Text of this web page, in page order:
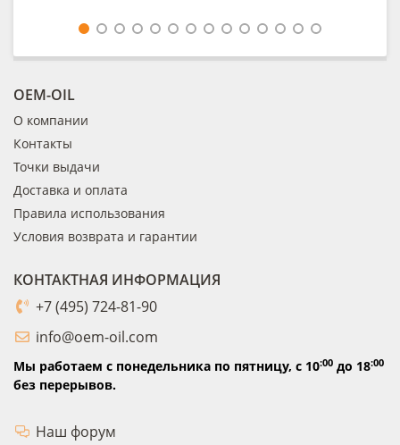
OEM-OIL
О компании
Контакты
Точки выдачи
Доставка и оплата
Правила использования
Условия возврата и гарантии
КОНТАКТНАЯ ИНФОРМАЦИЯ
+7 (495) 724-81-90
info@oem-oil.com
Мы работаем с понедельника по пятницу, с 10:00 до 18:00
без перерывов.
Наш форум